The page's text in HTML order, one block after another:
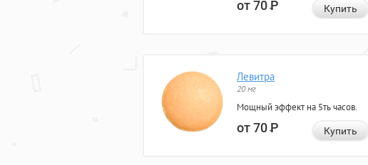
от 70Р Купить
Левитра
20 мг
Мощный эффект на 5ть часов.
от 70Р Купить